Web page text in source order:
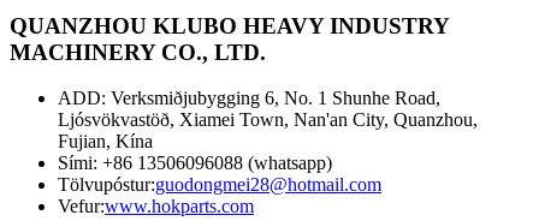
QUANZHOU KLUBO HEAVY INDUSTRY
MACHINERY CO., LTD.
ADD: Verksmiðjubygging 6, No. 1 Shunhe Road,
Ljósvökvastöð, Xiamei Town, Nan'an City, Quanzhou,
Fujian, Kína
Sími: +86 13506096088 (whatsapp)
Tölvupóstur:guodongmei28@hotmail.com
Vefur:www.hokparts.com